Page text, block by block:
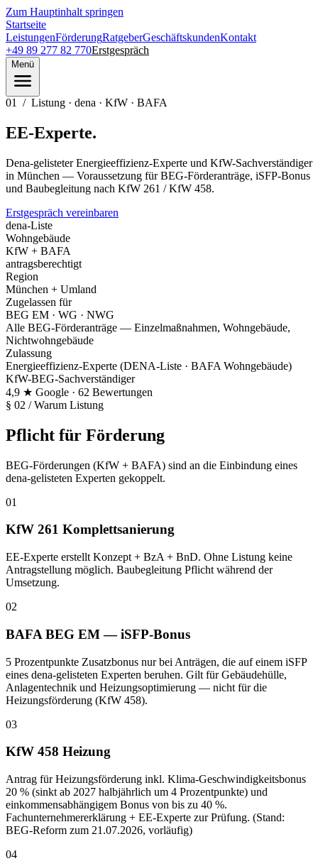
Zum Hauptinhalt springen
Startseite
LeistungenFörderungRatgeberGeschäftskundenKontakt
+49 89 277 82 770Erstgespräch
Menü
01 / Listung · dena · KfW · BAFA
EE-Experte.
Dena-gelisteter Energieeffizienz-Experte und KfW-Sachverständiger
in München — Voraussetzung für BEG-Förderanträge, iSFP-Bonus
und Baubegleitung nach KfW 261 / KfW 458.
Erstgespräch vereinbaren
dena-Liste
Wohngebäude
KfW + BAFA
antragsberechtigt
Region
München + Umland
Zugelassen für
BEG EM · WG · NWG
Alle BEG-Förderanträge — Einzelmaßnahmen, Wohngebäude,
Nichtwohngebäude
Zulassung
Energieeffizienz-Experte (DENA-Liste · BAFA Wohngebäude)
KfW-BEG-Sachverständiger
4,9 ★ Google · 62 Bewertungen
§ 02 /Warum Listung
Pflicht für Förderung
BEG-Förderungen (KfW + BAFA) sind an die Einbindung eines
dena-gelisteten Experten gekoppelt.
01
KfW 261 Komplettsanierung
EE-Experte erstellt Konzept + BzA + BnD. Ohne Listung keine
Antragstellung möglich. Baubegleitung Pflicht während der
Umsetzung.
02
BAFA BEG EM — iSFP-Bonus
5 Prozentpunkte Zusatzbonus nur bei Anträgen, die auf einem iSFP
eines dena-gelisteten Experten beruhen. Gilt für Gebäudehülle,
Anlagentechnik und Heizungsoptimierung — nicht für die
Heizungsförderung (KfW 458).
03
KfW 458 Heizung
Antrag für Heizungsförderung inkl. Klima-Geschwindigkeitsbonus
20 % (sinkt ab 2027 halbjährlich um 4 Prozentpunkte) und
einkommensabhängigem Bonus von bis zu 40 %.
Fachunternehmererklärung + EE-Experte zur Prüfung. (Stand:
BEG-Reform zum 21.07.2026, vorläufig)
04